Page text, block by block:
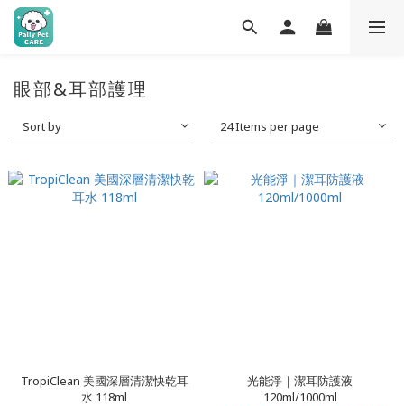
眼部&耳部護理
Sort by 24 Items per page
TropiClean 美國深層清潔快乾耳
水 118ml
光能淨｜潔耳防護液
120ml/1000ml